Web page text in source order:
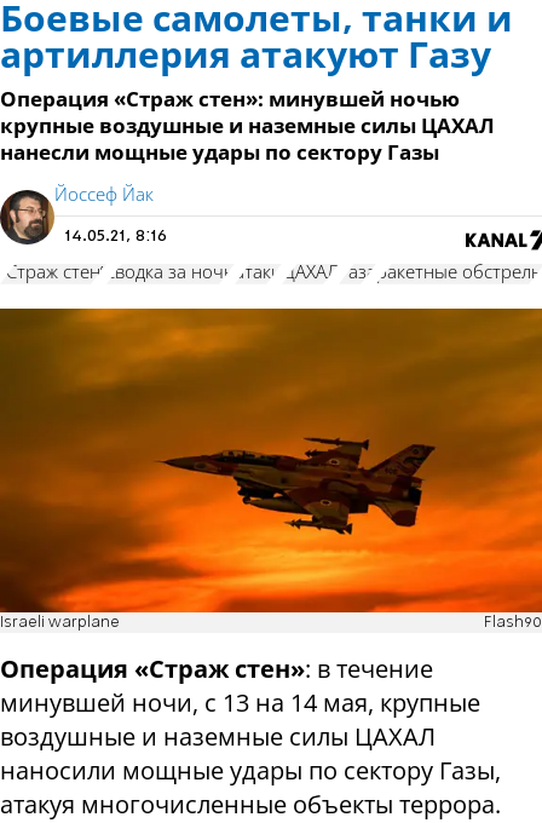
Боевые самолеты, танки и
артиллерия атакуют Газу
Операция «Страж стен»: минувшей ночью
крупные воздушные и наземные силы ЦАХАЛ
нанесли мощные удары по сектору Газы
Йоссеф Йак
14.05.21, 8:16
"Страж стен" сводка за ночь атаки ЦАХАЛ Газа ракетные
Israeli warplane Flash90
Операция «Страж стен»: в течение
минувшей ночи, с 13 на 14 мая, крупные
воздушные и наземные силы ЦАХАЛ
наносили мощные удары по сектору Газы,
атакуя многочисленные объекты террора.